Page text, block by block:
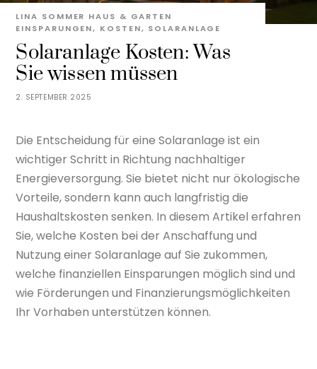
2. SEPTEMBER 2025
Solaranlage Kosten: Was
Sie wissen müssen
LINA SOMMER HAUS & GARTEN
EINSPARUNGEN, KOSTEN, SOLARANLAGE
Die Entscheidung für eine Solaranlage ist ein
wichtiger Schritt in Richtung nachhaltiger
Energieversorgung. Sie bietet nicht nur ökologische
Vorteile, sondern kann auch langfristig die
Haushaltskosten senken. In diesem Artikel erfahren
Sie, welche Kosten bei der Anschaffung und
Nutzung einer Solaranlage auf Sie zukommen,
welche finanziellen Einsparungen möglich sind und
wie Förderungen und Finanzierungsmöglichkeiten
Ihr Vorhaben unterstützen können.